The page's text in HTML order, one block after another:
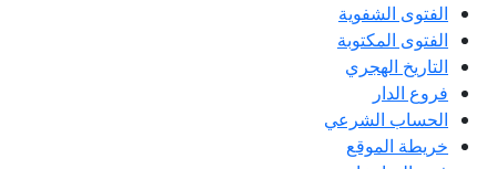
الفتوى الشفوية
الفتوى المكتوبة
التاريخ الهجري
فروع الدار
الحساب الشرعي
خريطة الموقع